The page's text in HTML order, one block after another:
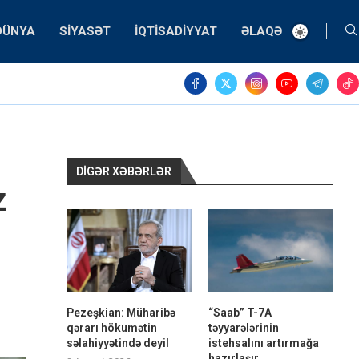
SIYASƏT İQTISADIYYAT ƏLAQƏ
DIGƏR XƏBƏRLƏR
Pezeşkian: Müharibə
qərarı hökumətin
səlahiyyətində deyil
“Saab” T-7A
təyyarələrinin
istehsalını artırmağa